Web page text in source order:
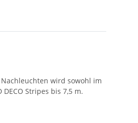
wird sowohl im
Stripes bis 7,5 m.